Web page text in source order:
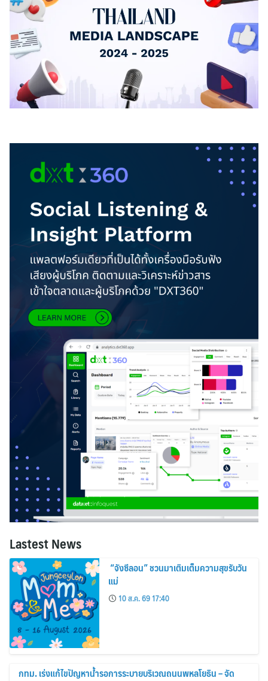
Lastest News
“จังซีลอน” ชวนมาเติมเต็มความสุขรับวัน
แม่
10 ส.ค. 69 17:40
กทม. เร่งแก้ไขปัญหาน้ำรอการระบายบริเวณถนนพหลโยธิน – จัด